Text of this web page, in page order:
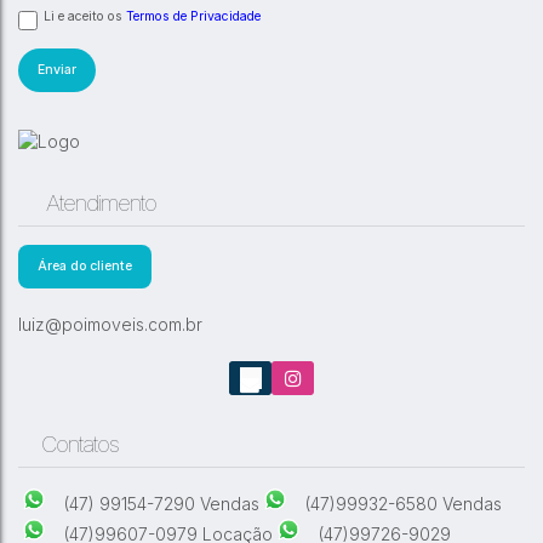
Li e aceito os Termos de Privacidade
Atendimento
Área do cliente
luiz@poimoveis.com.br
Contatos
(47) 99154-7290 Vendas
(47)99932-6580 Vendas
(47)99607-0979 Locação
(47)99726-9029